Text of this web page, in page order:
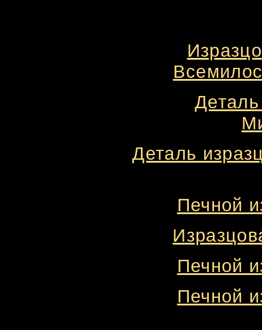
Деталь
Печной
Печной
Печной